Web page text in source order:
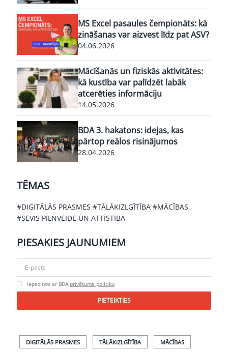
MS Excel pasaules čempionāts: kā
zināšanas var aizvest līdz pat ASV?
04.06.2026
Mācīšanās un fiziskās aktivitātes:
kā kustība var palīdzēt labāk
atcerēties informāciju
14.05.2026
BDA 3. hakatons: idejas, kas
pārtop reālos risinājumos
28.04.2026
TĒMAS
#DIGITĀLĀS PRASMES #TĀLĀKIZLGĪTĪBA #MĀCĪBAS
#SEVIS PILNVEIDE UN ATTĪSTĪBA
PIESAKIES JAUNUMIEM
Iepazinos ar BDA privātuma politiku
PIETEIKTIES
DIGITĀLĀS PRASMES TĀLĀKIZLGĪTĪBA MĀCĪBAS